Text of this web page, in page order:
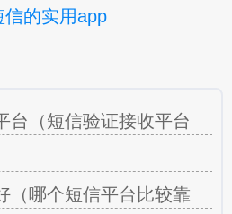
信的实用app
台（短信验证接收平台
（哪个短信平台比较靠